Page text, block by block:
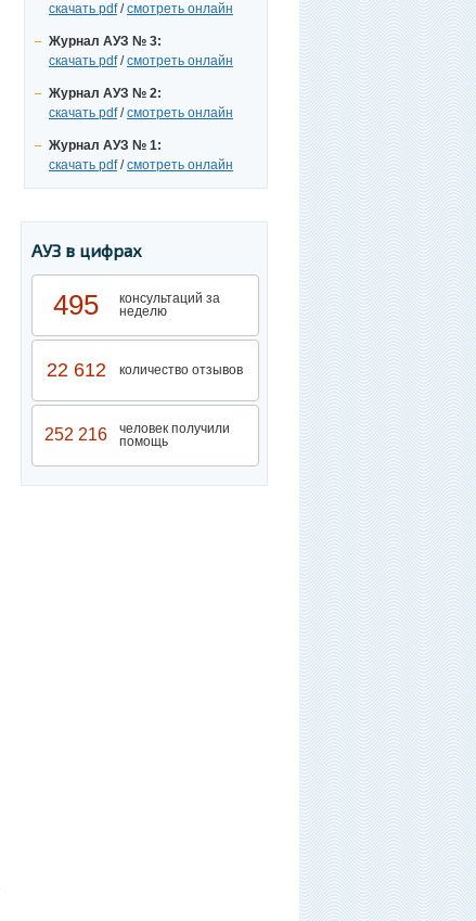
скачать pdf/смотреть онлайн
Журнал АУЗ № 3:
скачать pdf/смотреть онлайн
Журнал АУЗ № 2:
скачать pdf/смотреть онлайн
Журнал АУЗ № 1:
скачать pdf/смотреть онлайн
АУЗ в цифрах
495
консультаций за
неделю
22 612 количество отзывов
252 216
человек получили
помощь